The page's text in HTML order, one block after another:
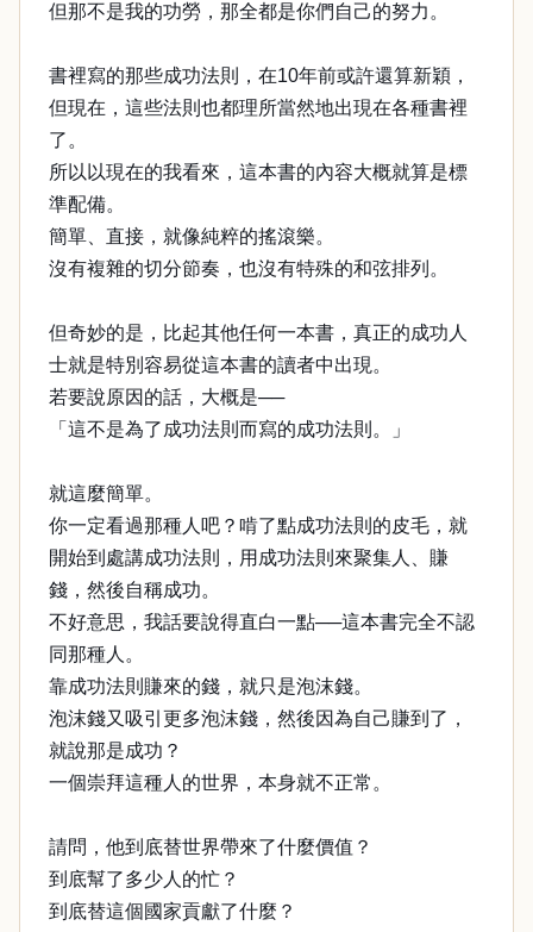
但那不是我的功勞，那全都是你們自己的努力。
書裡寫的那些成功法則，在10年前或許還算新穎，
但現在，這些法則也都理所當然地出現在各種書裡
了。
所以以現在的我看來，這本書的內容大概就算是標
準配備。
簡單、直接，就像純粹的搖滾樂。
沒有複雜的切分節奏，也沒有特殊的和弦排列。
但奇妙的是，比起其他任何一本書，真正的成功人
士就是特別容易從這本書的讀者中出現。
若要說原因的話，大概是──
「這不是為了成功法則而寫的成功法則。」
就這麼簡單。
你一定看過那種人吧？啃了點成功法則的皮毛，就
開始到處講成功法則，用成功法則來聚集人、賺
錢，然後自稱成功。
不好意思，我話要說得直白一點──這本書完全不認
同那種人。
靠成功法則賺來的錢，就只是泡沫錢。
泡沫錢又吸引更多泡沫錢，然後因為自己賺到了，
就說那是成功？
一個崇拜這種人的世界，本身就不正常。
請問，他到底替世界帶來了什麼價值？
到底幫了多少人的忙？
到底替這個國家貢獻了什麼？